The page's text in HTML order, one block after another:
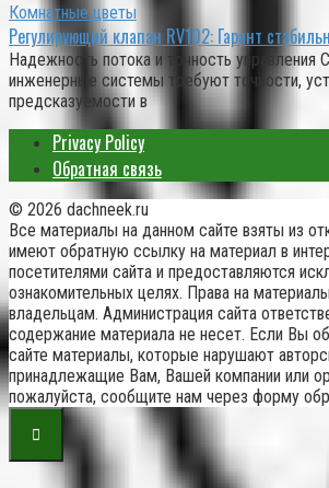
Комнатные цветы
Регулирующий клапан RV102: Гарант
Надежность потока и точность управления
инженерные системы требуют точности,
предсказуемости в
Privacy Policy
Обратная связь
© 2026 dachneek.ru
Все материалы на данном сайте взяты из
имеют обратную ссылку на материал в
посетителями сайта и предоставляются
ознакомительных целях. Права на
владельцам. Администрация сайта
содержание материала не несет. Если Вы
сайте материалы, которые нарушают
принадлежащие Вам, Вашей компании или
пожалуйста, сообщите нам через форму